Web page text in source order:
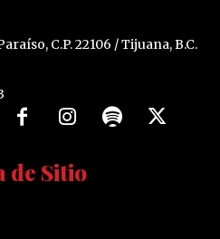
C.P. 22106 / Tijuana, B.C.
de Sitio